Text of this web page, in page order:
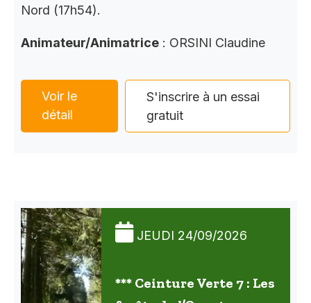
Nord (17h54).
Animateur/Animatrice : ORSINI Claudine
Voir le
détail
S'inscrire à un essai
gratuit
JEUDI 24/09/2026
*** Ceinture Verte 7 : Les